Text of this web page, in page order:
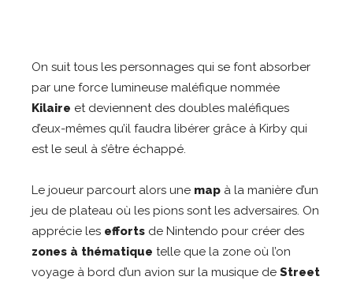
On suit tous les personnages qui se font absorber
par une force lumineuse maléfique nommée
Kilaire et deviennent des doubles maléfiques
d’eux-mêmes qu’il faudra libérer grâce à Kirby qui
est le seul à s’être échappé.
Le joueur parcourt alors une map à la manière d’un
jeu de plateau où les pions sont les adversaires. On
apprécie les efforts de Nintendo pour créer des
zones à thématique telle que la zone où l’on
voyage à bord d’un avion sur la musique de Street